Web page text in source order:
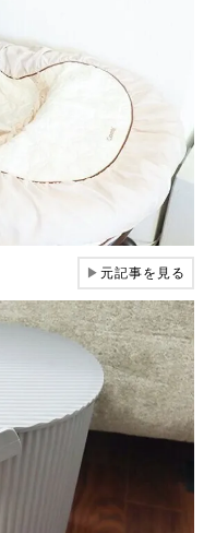
▶元記事を見る